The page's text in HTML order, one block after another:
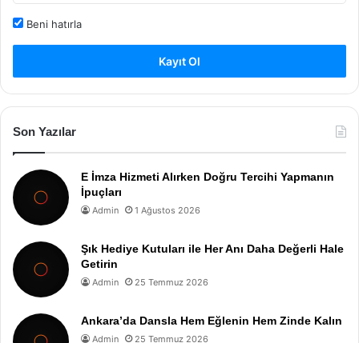
Beni hatırla
Kayıt Ol
Son Yazılar
E İmza Hizmeti Alırken Doğru Tercihi Yapmanın
İpuçları
Admin 1 Ağustos 2026
Şık Hediye Kutuları ile Her Anı Daha Değerli Hale
Getirin
Admin 25 Temmuz 2026
Ankara’da Dansla Hem Eğlenin Hem Zinde Kalın
Admin 25 Temmuz 2026